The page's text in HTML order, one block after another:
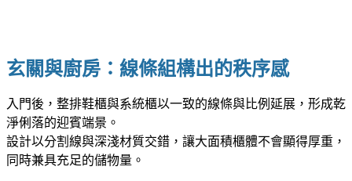
玄關與廚房：線條組構出的秩序感
入門後，整排鞋櫃與系統櫃以一致的線條與比例延展，形成乾
淨俐落的迎賓端景。
設計以分割線與深淺材質交錯，讓大面積櫃體不會顯得厚重，
同時兼具充足的儲物量。